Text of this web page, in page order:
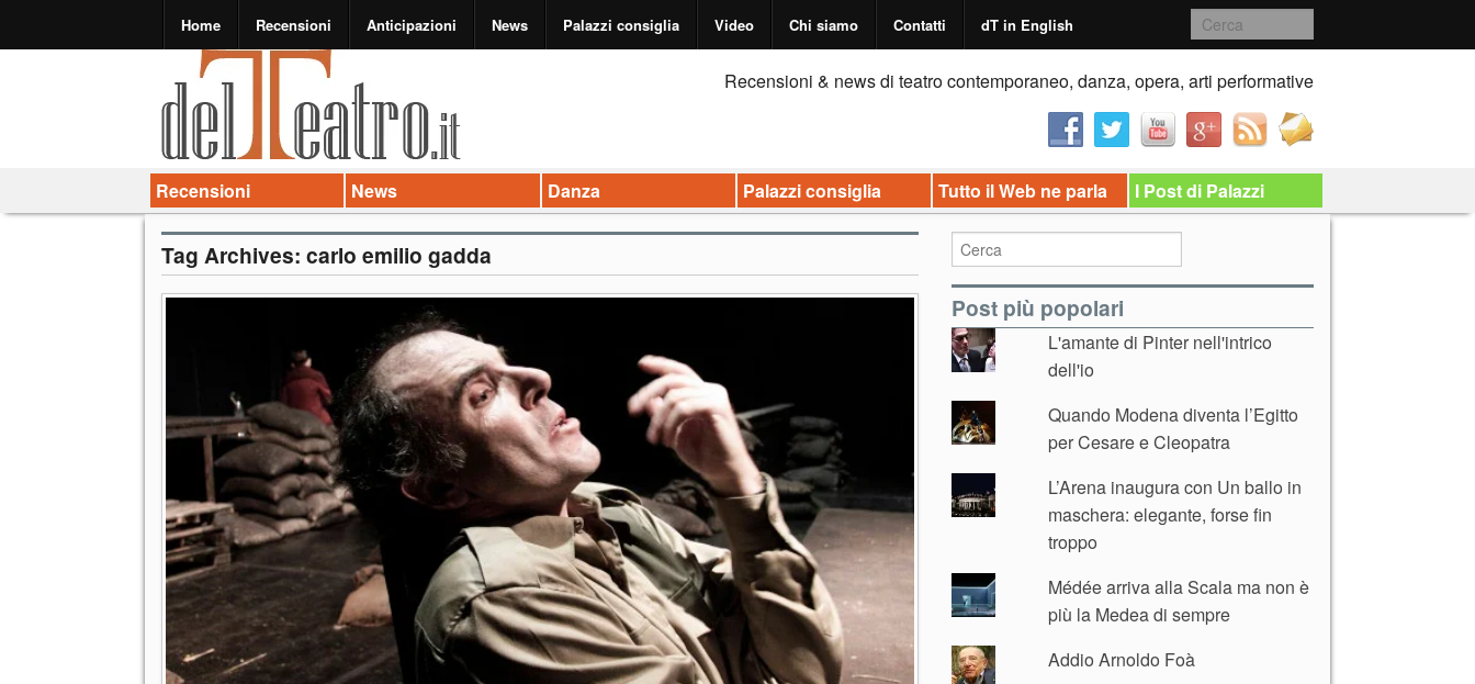
Home Recensioni Anticipazioni News Palazzi consiglia Video Chi siamo Contatti dT in English
Recensioni & news di teatro contemporaneo, danza, opera, arti performative
Recensioni News Danza Palazzi consiglia Tutto il Web ne parla I Post di Palazzi
Tag Archives: carlo emilio gadda
Post più popolari
L'amante di Pinter nell'intrico
dell'io
Quando Modena diventa l’Egitto
per Cesare e Cleopatra
L’Arena inaugura con Un ballo in
maschera: elegante, forse fin
troppo
Médée arriva alla Scala ma non è
più la Medea di sempre
Addio Arnoldo Foà